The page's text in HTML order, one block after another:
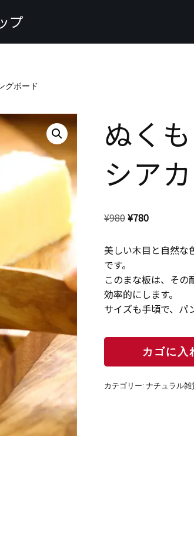
プ
グボード
ぬく
シア
¥980¥780
美しい木目と自然な
です。
このまな板は、その
効率的にします。
サイズも手頃で、パ
カテゴリー: ナチュラル雑